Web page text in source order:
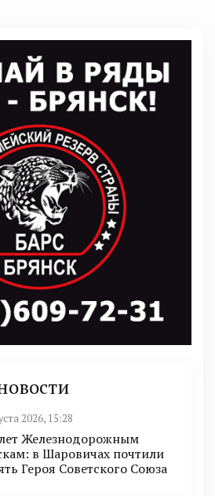
2026, 15:28
Железнодорожным
в Шаровичах почтили
Героя Советского Союза